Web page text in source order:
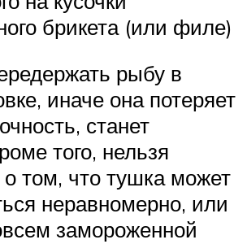
брикета (или филе)
рыбу в
иначе она потеряет
станет
того, нельзя
том, что тушка может
неравномерно, или
замороженной